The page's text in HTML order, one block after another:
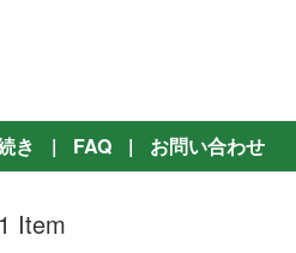
き | FAQ | お問い合わせ
Item